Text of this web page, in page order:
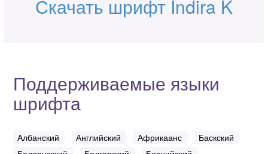
Скачать шрифт Indira K
Поддерживаемые языки
шрифта
Албанский Английский Африкаанс
Баскский